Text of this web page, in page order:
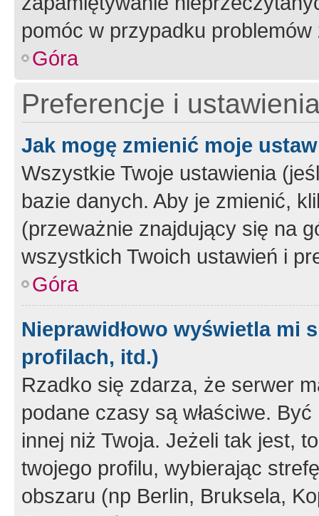
pomóc w przypadku
Góra
Preferencje i
Jak mogę zmienić moje
Wszystkie Twoje ustawienia
bazie danych. Aby je zmienić,
(przeważnie znajdujący się na
wszystkich Twoich ustawień i
Góra
Nieprawidłowo wyświetla mi
profilach, itd.)
Rzadko się zdarza, że serwer
podane czasy są właściwe.
innej niż Twoja. Jeżeli tak jest,
twojego profilu, wybierając
obszaru (np Berlin, Bruksela,